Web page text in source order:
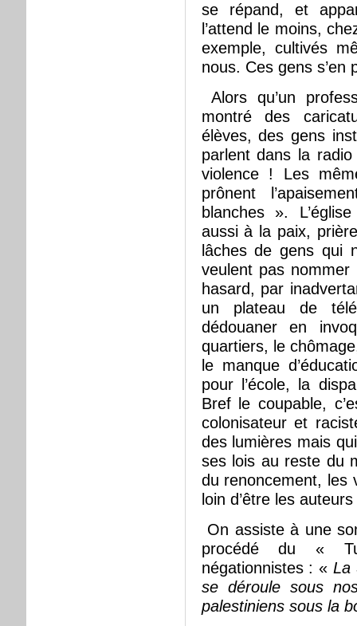
se répand, et
l’attend le moins,
exemple, cultivés
nous. Ces gens s’en
Alors qu’un
montré des
élèves, des gens
parlent dans la
violence ! Les
prônent
blanches ».
aussi à la paix,
lâches de gens qui
veulent pas nommer
hasard, par
un plateau de
dédouaner en
quartiers, le
le manque
pour l’école, la
Bref le coupable,
colonisateur et
des lumières mais
ses lois au reste du
du renoncement, les
loin d’être les
On assiste à une
procédé du «
négationnistes : «La
se déroule sous
palestiniens sous la